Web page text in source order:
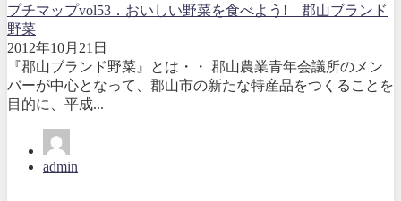
プチマップvol53．おいしい野菜を食べよう! 郡山ブランド
野菜
2012年10月21日
『郡山ブランド野菜』とは・・ 郡山農業青年会議所のメン
バーが中心となって、郡山市の新たな特産品をつくることを
目的に、平成...
admin